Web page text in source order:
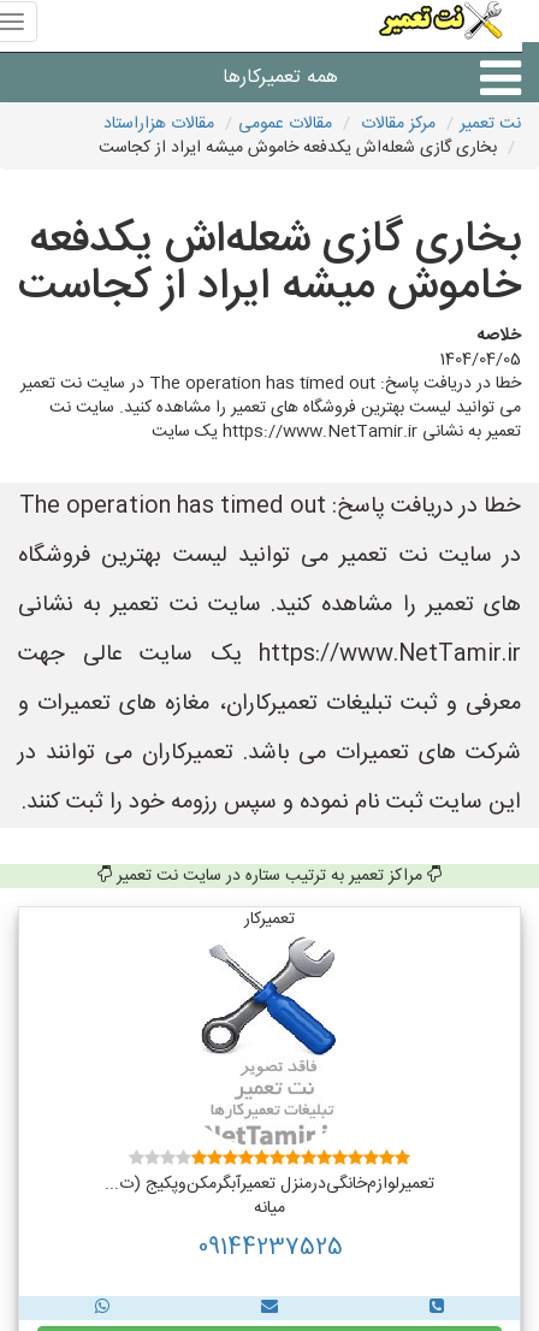
همه تعمیرکارها
شرکت های تعمیرات لوازم
نت تعمیر مرکز مقالات مقالات عمومی
مقالات هزاراستاد
بخاری گازی شعله‌اش یکدفعه خاموش میشه ایراد از کجاست
بخاری گازی شعله‌اش یکدفعه
خاموش میشه ایراد از کجاست
خلاصه
1404/04/05
خطا در دریافت پاسخ: The operation has timed out در سایت نت تعمیر
می توانید لیست بهترین فروشگاه های تعمیر را مشاهده کنید. سایت نت
تعمیر به نشانی https://www.NetTamir.ir یک سایت
خطا در دریافت پاسخ: The operation has timed out
در سایت نت تعمیر می توانید لیست بهترین فروشگاه
های تعمیر را مشاهده کنید. سایت نت تعمیر به نشانی
https://www.NetTamir.ir یک سایت عالی جهت
معرفی و ثبت تبلیغات تعمیرکاران، مغازه های تعمیرات و
شرکت های تعمیرات می باشد. تعمیرکاران می توانند در
این سایت ثبت نام نموده و سپس رزومه خود را ثبت کنند.
مراکز تعمیر به ترتیب ستاره در سایت نت تعمیر
تعمیرکار
تعمیر‌لوازم‌‌خانگی‌در‌منزل‌ تعمیر‌آبگرمکن‌وپکیج (ت...
میانه
09144237525